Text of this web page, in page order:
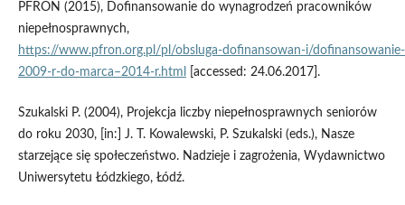
PFRON (2015), Dofinansowanie do wynagrodzeń pracowników
niepełnosprawnych,
https://www.pfron.org.pl/pl/obsluga‑dofinansowan‑i/
2009‑r‑do‑marca–2014‑r.html
[accessed: 24.06.2017].
Szukalski P. (2004), Projekcja liczby niepełnosprawnych seniorów
do roku 2030, [in:] J. T. Kowalewski, P. Szukalski (eds.), Nasze
starzejące się społeczeństwo. Nadzieje i zagrożenia, Wydawnictwo
Uniwersytetu Łódzkiego, Łódź.